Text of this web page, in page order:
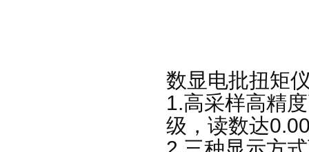
数显电批扭矩
1.高采样高精
级，读数达